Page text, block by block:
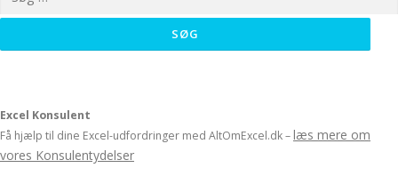
Excel Konsulent
Få hjælp til dine Excel-udfordringer med AltOmExcel.dk –læs mere om
vores Konsulentydelser